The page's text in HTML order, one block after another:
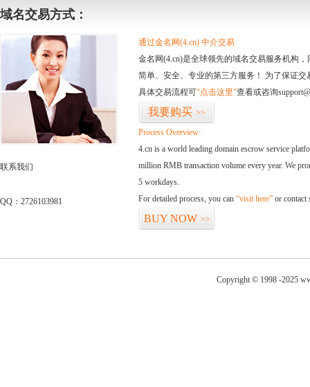
域名交易方式：
联系我们
QQ：2726103981
通过金名网(4.cn) 中介交易
金名网(4.cn)是全球领先的域名交易服务机构
简单、安全、专业的第三方服务！ 为了保证
具体交易流程可“点击这里”查看或咨询
我要购买 >>
Process Overview:
4.cn is a world leading domain escrow service
million RMB transaction volume every year. We
5 workdays.
For detailed process, you can “visit here” or contact
BUY NOW >>
Copyright © 1998 -2025